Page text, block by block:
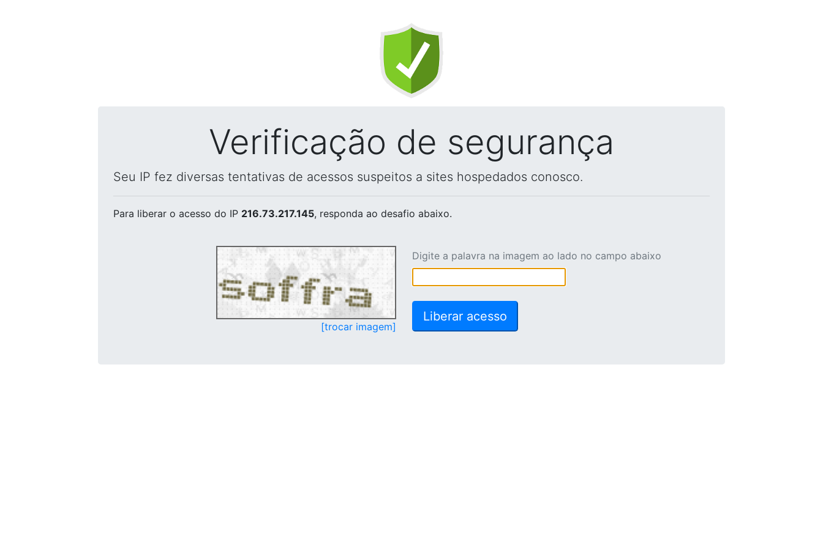
Verificação de segurança
Seu IP fez diversas tentativas de acessos suspeitos a sites hospedados conosco.
Para liberar o acesso do IP 216.73.217.145, responda ao desafio abaixo.
[trocar imagem]
Digite a palavra na imagem ao lado no campo abaixo